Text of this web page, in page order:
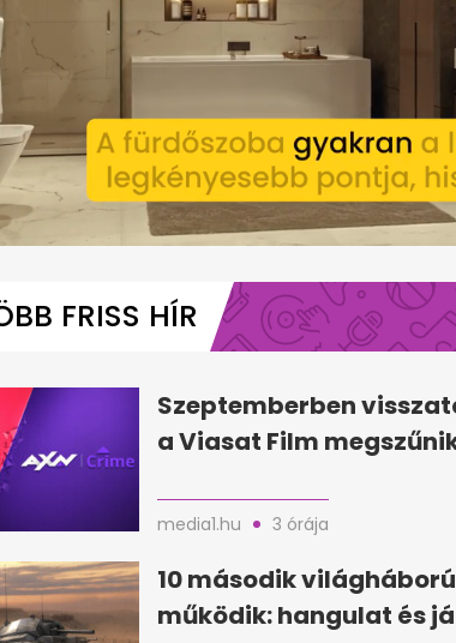
FRISS HÍR
Szeptemberben
a Viasat Film
media1.hu 3 órája
10 második
működik: hangulat és